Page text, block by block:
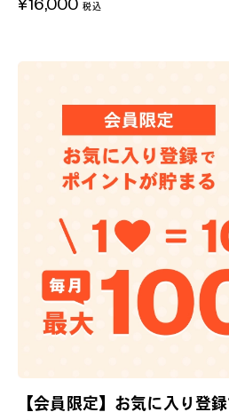
【会員限定】お気に入り登
¥16,000 税込